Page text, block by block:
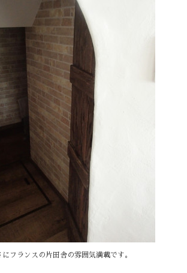
フランスの片田舎の雰囲気満載です。